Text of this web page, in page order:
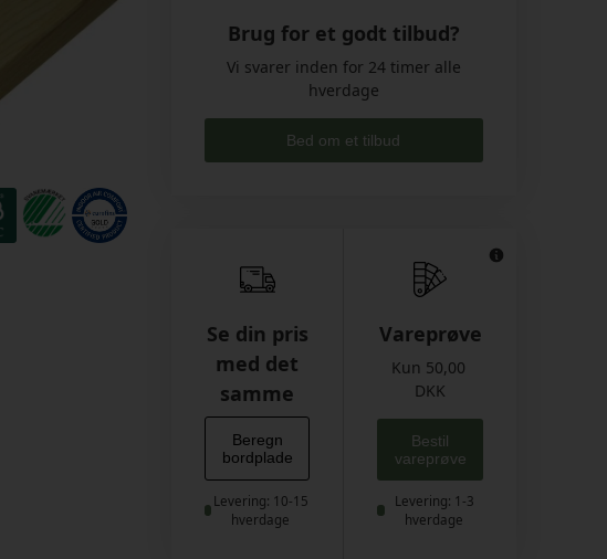
Brug for et godt tilbud?
Vi svarer inden for 24 timer alle
hverdage
Bed om et tilbud
Se din pris
med det
samme
Beregn
bordplade
Levering: 10-15
hverdage
Vareprøve
Kun 50,00
DKK
Bestil
vareprøve
Levering: 1-3
hverdage